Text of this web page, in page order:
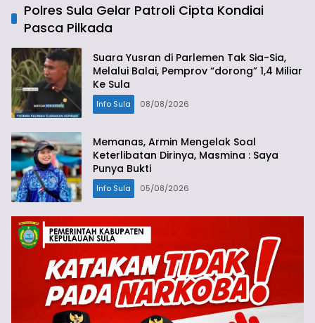
Polres Sula Gelar Patroli Cipta Kondiai
Pasca Pilkada
Suara Yusran di Parlemen Tak Sia-Sia,
Melalui Balai, Pemprov “dorong” 1,4 Miliar
Ke Sula
Info Sula 08/08/2026
Memanas, Armin Mengelak Soal
Keterlibatan Dirinya, Masmina : Saya
Punya Bukti
Info Sula 05/08/2026